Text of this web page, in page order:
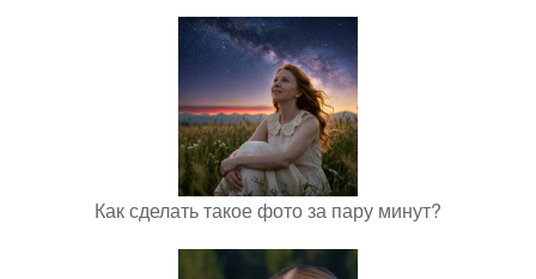
Как сделать такое фото за пару минут?